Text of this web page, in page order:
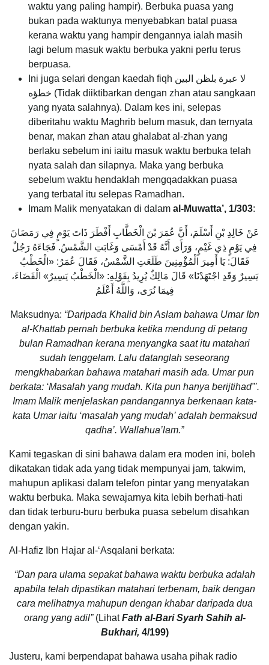
waktu yang paling hampir). Berbuka puasa yang
bukan pada waktunya menyebabkan batal puasa
kerana waktu yang hampir dengannya ialah masih
lagi belum masuk waktu berbuka yakni perlu terus
berpuasa.
Ini juga selari dengan kaedah fiqh لا عبرة بلظن البين
خطؤه (Tidak diiktibarkan dengan zhan atau sangkaan
yang nyata salahnya). Dalam kes ini, selepas
diberitahu waktu Maghrib belum masuk, dan ternyata
benar, makan zhan atau ghalabat al-zhan yang
berlaku sebelum ini iaitu masuk waktu berbuka telah
nyata salah dan silapnya. Maka yang berbuka
sebelum waktu hendaklah mengqadakkan puasa
yang terbatal itu selepas Ramadhan.
Imam Malik menyatakan di dalam al-Muwatta’, 1/303:
عَنْ خَالِدِ بْنِ أَسْلَمَ، أَنَّ عُمَرَ بْنَ الْخَطَّابِ أَفْطَرَ ذَاتَ يَوْمٍ فِي رَمَضَانَ
فِي يَوْمٍ ذِي غَيْمٍ، وَرَأَى أَنَّهُ قَدْ أَمْسَى وَغَابَتِ الشَّمْسُ. فَجَاءَهُ رَجُلٌ
فَقَالَ: يَا أَمِيرَ الْمُؤْمِنِينَ طَلَعَتِ الشَّمْسُ، فَقَالَ عُمَرُ: «الْخَطْبُ
يَسِيرٌ وَقَدِ اجْتَهَدْنَا» قَالَ مَالِكٌ يُرِيدُ بِقَوْلِهِ: «الْخَطْبُ يَسِيرٌ» الْقَضَاءَ،
فِيمَا نُرَى، وَاللَّهُ أَعْلَمُ
Maksudnya: “Daripada Khalid bin Aslam bahawa Umar Ibn
al-Khattab pernah berbuka ketika mendung di petang
bulan Ramadhan kerana menyangka saat itu matahari
sudah tenggelam. Lalu datanglah seseorang
mengkhabarkan bahawa matahari masih ada. Umar pun
berkata: ‘Masalah yang mudah. Kita pun hanya berijtihad”’.
Imam Malik menjelaskan pandangannya berkenaan kata-
kata Umar iaitu ‘masalah yang mudah’ adalah bermaksud
qadha’. Wallahua’lam.”
Kami tegaskan di sini bahawa dalam era moden ini, boleh
dikatakan tidak ada yang tidak mempunyai jam, takwim,
mahupun aplikasi dalam telefon pintar yang menyatakan
waktu berbuka. Maka sewajarnya kita lebih berhati-hati
dan tidak terburu-buru berbuka puasa sebelum disahkan
dengan yakin.
Al-Hafiz Ibn Hajar al-‘Asqalani berkata:
“Dan para ulama sepakat bahawa waktu berbuka adalah
apabila telah dipastikan matahari terbenam, baik dengan
cara melihatnya mahupun dengan khabar daripada dua
orang yang adil”(LihatFath al-Bari Syarh Sahih al-
Bukhari, 4/199)
Justeru, kami berpendapat bahawa usaha pihak radio